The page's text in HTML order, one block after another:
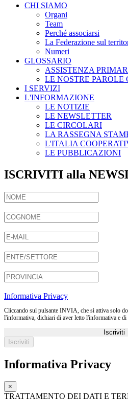
CHI SIAMO
Organi
Team
Perché associarsi
La Federazione sul
Numeri
GLOSSARIO
ASSISTENZA
LE NOSTRE PAROLE
I SERVIZI
L'INFORMAZIONE
LE NOTIZIE
LE NEWSLETTER
LE CIRCOLARI
LA RASSEGNA
L'ITALIA
LE PUBBLICAZIONI
ISCRIVITI alla
Informativa Privacy
Cliccando sul pulsante INVIA, che si attiva solo
l'informativa, dichiari di aver letto l'informativa e di
Iscriviti
Informativa Privacy
×
TRATTAMENTO DEI DATI E